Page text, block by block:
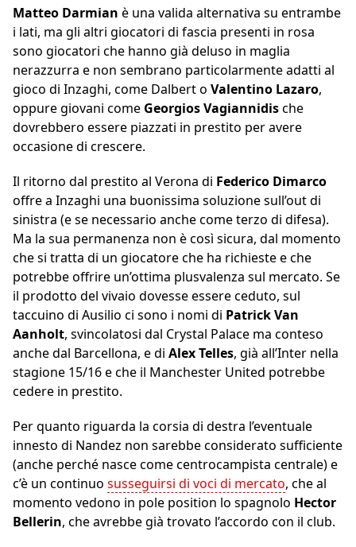
Matteo Darmian è una valida alternativa su entrambe
i lati, ma gli altri giocatori di fascia presenti in rosa
sono giocatori che hanno già deluso in maglia
nerazzurra e non sembrano particolarmente adatti al
gioco di Inzaghi, come Dalbert o Valentino Lazaro,
oppure giovani come Georgios Vagiannidische
dovrebbero essere piazzati in prestito per avere
occasione di crescere.
Il ritorno dal prestito al Verona di Federico Dimarco
offre a Inzaghi una buonissima soluzione sull’out di
sinistra (e se necessario anche come terzo di difesa).
Ma la sua permanenza non è così sicura, dal momento
che si tratta di un giocatore che ha richieste e che
potrebbe offrire un’ottima plusvalenza sul mercato. Se
il prodotto del vivaio dovesse essere ceduto, sul
taccuino di Ausilio ci sono i nomi di Patrick Van
Aanholt, svincolatosi dal Crystal Palace ma conteso
anche dal Barcellona, e di Alex Telles, già all’Inter nella
stagione 15/16 e che il Manchester United potrebbe
cedere in prestito.
Per quanto riguarda la corsia di destra l’eventuale
innesto di Nandez non sarebbe considerato sufficiente
(anche perché nasce come centrocampista centrale) e
c’è un continuo susseguirsi di voci di mercato, che al
momento vedono in pole position lo spagnolo Hector
Bellerin, che avrebbe già trovato l’accordo con il club.